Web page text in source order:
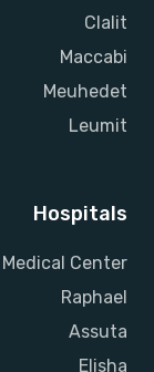
Clalit
Maccabi
Meuhedet
Leumit
Hospitals
Center
Raphael
Assuta
Elisha